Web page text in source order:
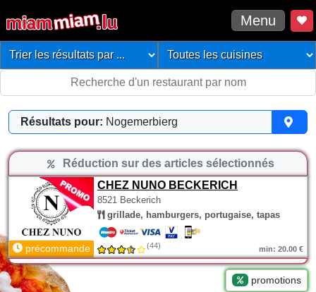
Menu
Résultats pour: Nogemerbierg
Réduction sur des articles sélectionnés
CHEZ NUNO BECKERICH
8521 Beckerich
grillade, hamburgers, portugaise, tapas
précommande (44) min: 20.00 €
promotions